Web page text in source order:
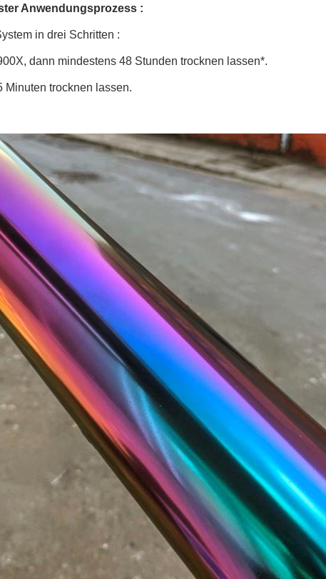
Anwendungsprozess :
in drei Schritten :
dann mindestens 48 Stunden trocknen lassen*.
Minuten trocknen lassen.